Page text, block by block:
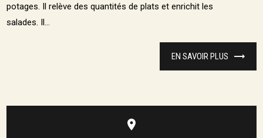
potages. Il relève des quantités de plats et enrichit les
salades. Il...
EN SAVOIR PLUS
place